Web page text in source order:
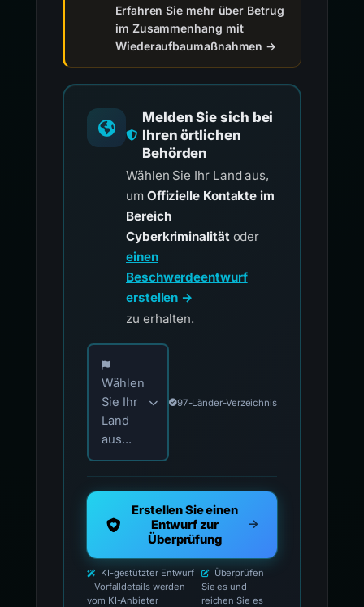
Erfahren Sie mehr über Betrug
im Zusammenhang mit
Wiederaufbaumaßnahmen →
Melden Sie sich bei
Ihren örtlichen
Behörden
Wählen Sie Ihr Land aus,
um Offizielle Kontakte im
Bereich
Cyberkriminalitätoder
einen
Beschwerdeentwurf
erstellen →
zu erhalten.
Wählen Sie Ihr Land für offizielle
Wählen
Sie Ihr
Land
aus...
97-Länder-Verzeichnis
Erstellen Sie einen
Entwurf zur
Überprüfung
KI-gestützter Entwurf
– Vorfalldetails werden
vom KI-Anbieter
Überprüfen
Sie es und
reichen Sie es